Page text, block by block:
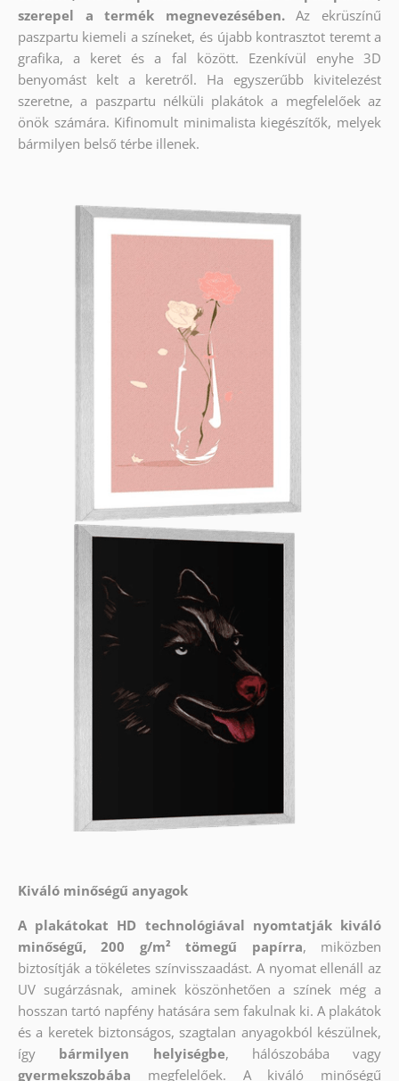
szerepel a termék megnevezésében.
Az ekrüszínű
paszpartu kiemeli a színeket, és újabb kontrasztot teremt a
grafika, a keret és a fal között. Ezenkívül enyhe 3D
benyomást kelt a keretről. Ha egyszerűbb kivitelezést
szeretne, a paszpartu nélküli plakátok a megfelelőek az
önök számára. Kifinomult minimalista kiegészítők, melyek
bármilyen belső térbe illenek.
Kiváló minőségű anyagok
A plakátokat HD technológiával nyomtatják kiváló
minőségű, 200 g/m² tömegű papírra, miközben
biztosítják a tökéletes színvisszaadást. A nyomat ellenáll az
UV sugárzásnak, aminek köszönhetően a színek még a
hosszan tartó napfény hatására sem fakulnak ki. A plakátok
és a keretek biztonságos, szagtalan anyagokból készülnek,
így
bármilyen helyiségbe, hálószobába vagy
gyermekszobába
megfelelőek. A kiváló minőségű